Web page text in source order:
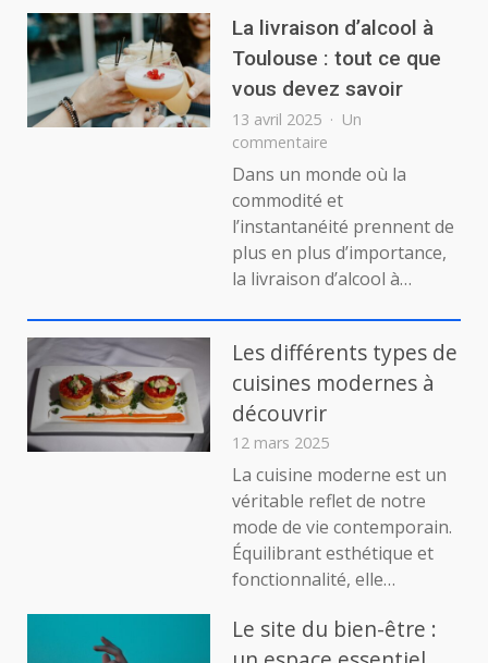
La livraison d’alcool à
Toulouse : tout ce que
vous devez savoir
13 avril 2025
Un
commentaire
livraison
d’alcool
à
Toulouse
:
ce
que
vous
devez
Dans un monde où la
commodité et
l’instantanéité prennent de
plus en plus d’importance,
la livraison d’alcool à…
Les différents types de
cuisines modernes à
découvrir
12 mars 2025
La cuisine moderne est un
véritable reflet de notre
mode de vie contemporain.
Équilibrant esthétique et
fonctionnalité, elle…
Le site du bien-être :